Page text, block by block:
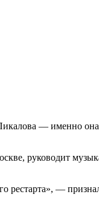
— именно
руководит
рестарта», —